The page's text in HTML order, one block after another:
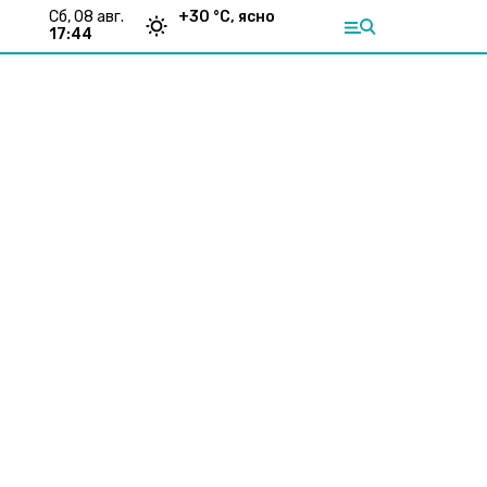
сб, 08 авг.
17:44
+30 °С, ясно